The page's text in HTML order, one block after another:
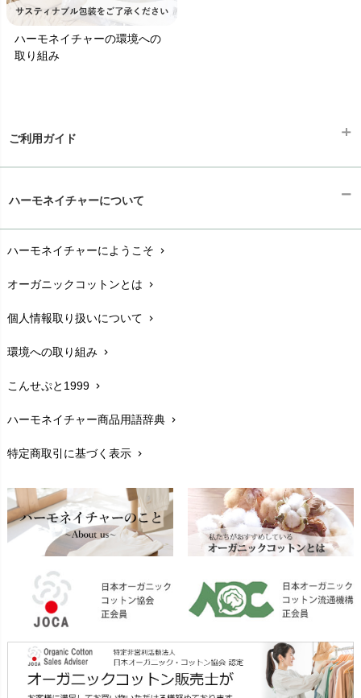
ハーモネイチャーの環境への
取り組み
ご利用ガイド
配送と送料chevron_right
在庫状況と発送予定chevron_right
サイズ・寸法chevron_right
生地・素材chevron_right
お手入れについて
レビューを書こうchevron_right
返品交換chevron_right
FAXでのご注文
お問い合わせchevron_right
ハーモネイチャーについて
ハーモネイチャーにようこそ chevron_right
オーガニックコットンとは chevron_right
個人情報取り扱いについて chevron_right
環境への取り組み chevron_right
こんせぷと1999 chevron_right
ハーモネイチャー商品用語辞典 chevron_right
特定商取引に基づく表示 chevron_right